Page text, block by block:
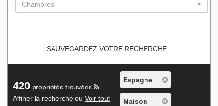
Chambres
SAUVEGARDEZ VOTRE RECHERCHE
420 propriétés trouvées
Affiner la recherche ou Voir tout
Espagne
Maison